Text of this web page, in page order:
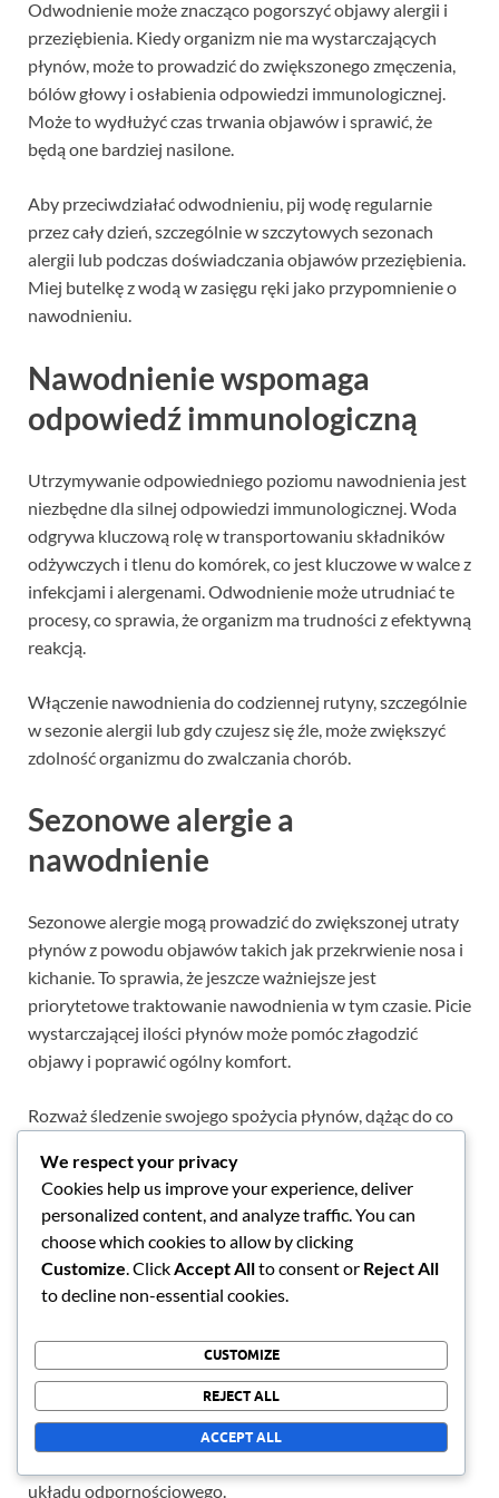
Odwodnienie może znacząco pogorszyć objawy alergii i
przeziębienia. Kiedy organizm nie ma wystarczających
płynów, może to prowadzić do zwiększonego zmęczenia,
bólów głowy i osłabienia odpowiedzi immunologicznej.
Może to wydłużyć czas trwania objawów i sprawić, że
będą one bardziej nasilone.
Aby przeciwdziałać odwodnieniu, pij wodę regularnie
przez cały dzień, szczególnie w szczytowych sezonach
alergii lub podczas doświadczania objawów przeziębienia.
Miej butelkę z wodą w zasięgu ręki jako przypomnienie o
nawodnieniu.
Nawodnienie wspomaga
odpowiedź immunologiczną
Utrzymywanie odpowiedniego poziomu nawodnienia jest
niezbędne dla silnej odpowiedzi immunologicznej. Woda
odgrywa kluczową rolę w transportowaniu składników
odżywczych i tlenu do komórek, co jest kluczowe w walce z
infekcjami i alergenami. Odwodnienie może utrudniać te
procesy, co sprawia, że organizm ma trudności z efektywną
reakcją.
Włączenie nawodnienia do codziennej rutyny, szczególnie
w sezonie alergii lub gdy czujesz się źle, może zwiększyć
zdolność organizmu do zwalczania chorób.
Sezonowe alergie a
nawodnienie
Sezonowe alergie mogą prowadzić do zwiększonej utraty
płynów z powodu objawów takich jak przekrwienie nosa i
kichanie. To sprawia, że jeszcze ważniejsze jest
priorytetowe traktowanie nawodnienia w tym czasie. Picie
wystarczającej ilości płynów może pomóc złagodzić
objawy i poprawić ogólny komfort.
Rozważ śledzenie swojego spożycia płynów, dążąc do co
zależności od poziomu aktywności i czynników
środowiskowych.
Mity a fakty
nawodnienia i alergii jest kluczowe dla skutecznego
zarządzania. Chociaż niektórzy mogą wierzyć, że
nawodnienie nie jest konieczne lub że pogarsza objawy,
rzeczywistość jest taka, że odpowiednie spożycie płynów
układu odpornościowego.
We respect your privacy
Cookies help us improve your experience, deliver
personalized content, and analyze traffic. You can
choose which cookies to allow by clicking
Customize . Click Accept Allto consent or Reject All
to decline non-essential cookies.
CUSTOMIZE
REJECT ALL
ACCEPT ALL